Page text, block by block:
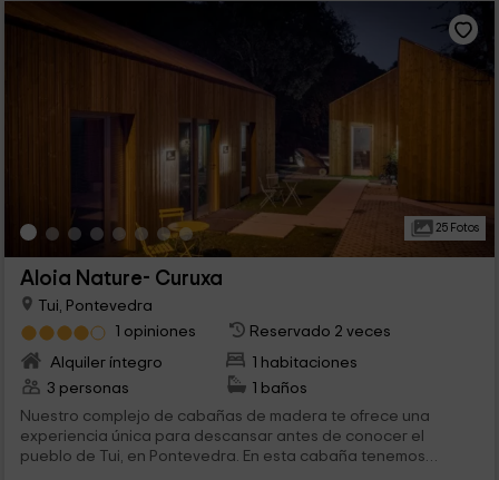
25 Fotos
Aloia Nature- Curuxa
Tui, Pontevedra
1 opiniones
Reservado 2 veces
Alquiler íntegro
1 habitaciones
3 personas
1 baños
Nuestro complejo de cabañas de madera te ofrece una
experiencia única para descansar antes de conocer el
pueblo de Tui, en Pontevedra. En esta cabaña tenemos